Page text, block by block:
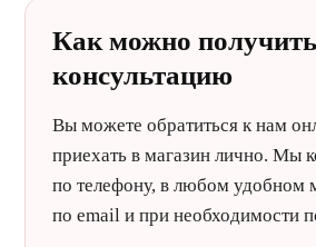
Как можно получить
консультацию
Вы можете обратиться к нам
приехать в магазин лично. Мы
по телефону, в любом удобном
по email и при необходимости